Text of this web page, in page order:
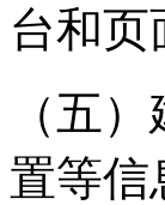
台和
（五
置等信